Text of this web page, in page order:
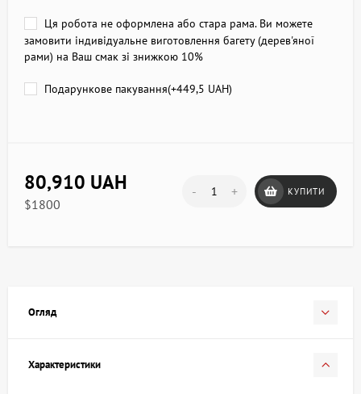
Ця робота не оформлена або стара рама. Ви можете
замовити індивідуальне виготовлення багету (дерев'яної
рами) на Ваш смак зі знижкою 10%
Подарункове пакування(+449,5 UAH)
80,910 UAH
$1800
- + КУПИТИ
Огляд
Характеристики